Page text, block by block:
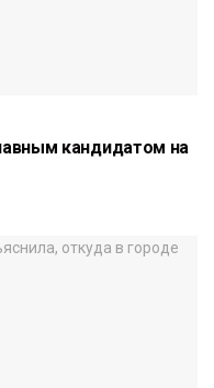
кандидатом на